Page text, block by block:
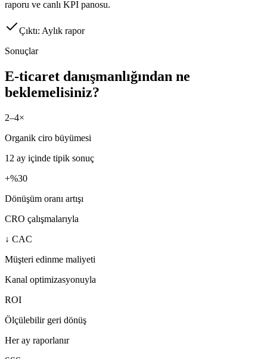
raporu ve canlı KPI panosu.
Çıktı: Aylık rapor
Sonuçlar
E-ticaret danışmanlığından ne
beklemelisiniz?
2–4×
Organik ciro büyümesi
12 ay içinde tipik sonuç
+%30
Dönüşüm oranı artışı
CRO çalışmalarıyla
↓ CAC
Müşteri edinme maliyeti
Kanal optimizasyonuyla
ROI
Ölçülebilir geri dönüş
Her ay raporlanır